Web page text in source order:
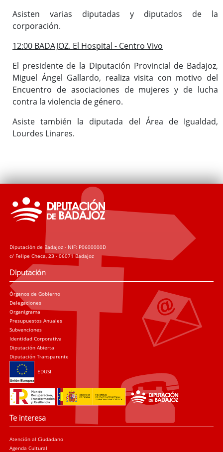
Asisten varias diputadas y diputados de la
corporación.
12:00 BADAJOZ. El Hospital - Centro Vivo
El presidente de la Diputación Provincial de Badajoz,
Miguel Ángel Gallardo, realiza visita con motivo del
Encuentro de asociaciones de mujeres y de lucha
contra la violencia de género.
Asiste también la diputada del Área de Igualdad,
Lourdes Linares.
Diputación de Badajoz - NIF: P0600000D
c/ Felipe Checa, 23 - 06071 Badajoz
Diputación
Órganos de Gobierno
Delegaciones
Organigrama
Presupuestos Anuales
Subvenciones
Identidad Corporativa
Diputación Abierta
Diputación Transparente
EDUSI
Te interesa
Atención al Ciudadano
Agenda Cultural